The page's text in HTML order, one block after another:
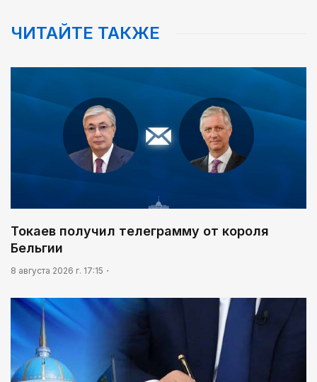
01:10
В столице реализуется проект «Школа
национального ремесла»
Легендарная велогонка
Человекоцентричность в действии
Мой Абай
ЧИТАЙТЕ ТАКЖЕ
Токаев получил телеграмму от короля
Бельгии
8 августа 2026 г. 17:15